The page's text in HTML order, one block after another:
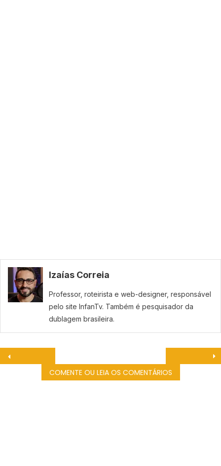
Izaías Correia
Professor, roteirista e web-designer, responsável
pelo site InfanTv. Também é pesquisador da
dublagem brasileira.
COMENTE OU LEIA OS COMENTÁRIOS